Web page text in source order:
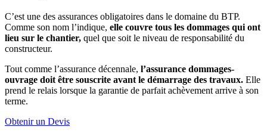
C’est une des assurances obligatoires dans le domaine du BTP.
Comme son nom l’indique, elle couvre tous les dommages qui ont
lieu sur le chantier, quel que soit le niveau de responsabilité du
constructeur.
Tout comme l’assurance décennale, l’assurance dommages-
ouvrage doit être souscrite avant le démarrage des travaux. Elle
prend le relais lorsque la garantie de parfait achèvement arrive à son
terme.
Obtenir un Devis